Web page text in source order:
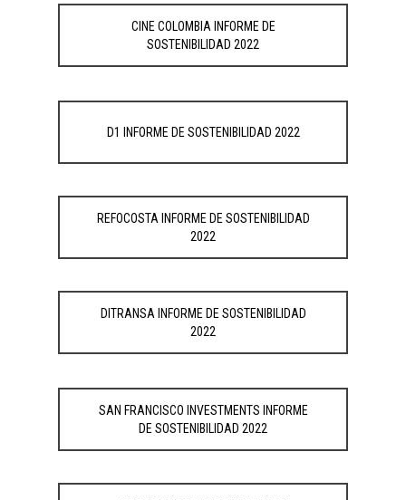
CINE COLOMBIA INFORME DE
SOSTENIBILIDAD 2022
D1 INFORME DE SOSTENIBILIDAD 2022
REFOCOSTA INFORME DE SOSTENIBILIDAD
2022
DITRANSA INFORME DE SOSTENIBILIDAD
2022
SAN FRANCISCO INVESTMENTS INFORME
DE SOSTENIBILIDAD 2022